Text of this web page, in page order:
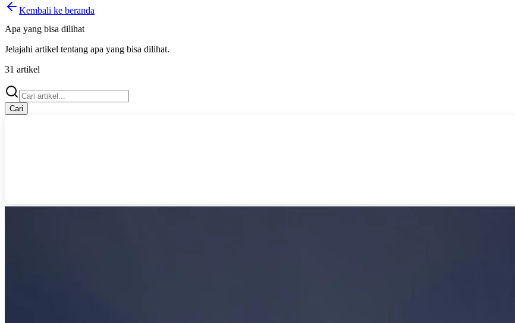
Kembali ke beranda
Apa yang bisa dilihat
Jelajahi artikel tentang apa yang bisa dilihat.
31 artikel
Cari